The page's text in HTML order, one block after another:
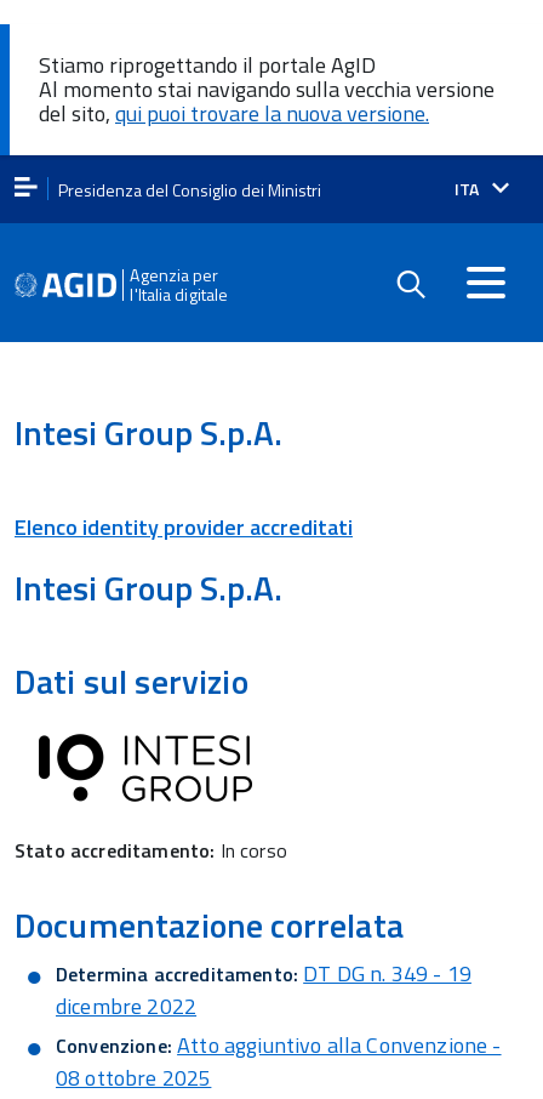
Stiamo riprogettando il portale AgID
Al momento stai navigando sulla vecchia versione
del sito,qui puoi trovare la nuova versione.
Presidenza del Consiglio dei Ministri Lingua
ITA
Agenzia per
l'Italia digitale
Intesi Group S.p.A.
Elenco identity provider accreditati
Intesi Group S.p.A.
Dati sul servizio
Stato accreditamento: In corso
Documentazione correlata
Determina accreditamento: DT DG n. 349 - 19
dicembre 2022
Convenzione: Atto aggiuntivo alla Convenzione -
08 ottobre 2025